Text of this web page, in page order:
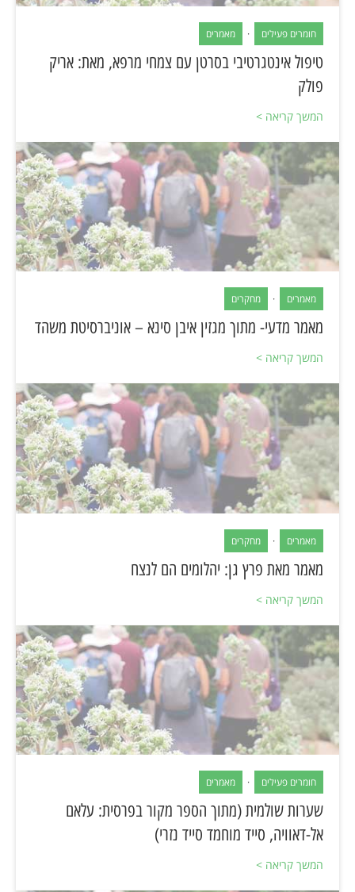
חומרים פעילים · מאמרים
טיפול אינטגרטיבי בסרטן עם צמחי מרפא, מאת: אריק
פולק
המשך קריאה >
מאמרים · מחקרים
מאמר מדעי- מתוך מגזין איבן סינא – אוניברסיטת משהד
המשך קריאה >
מאמרים · מחקרים
מאמר מאת פרץ גן: יהלומים הם לנצח
המשך קריאה >
חומרים פעילים · מאמרים
שערות שולמית (מתוך הספר מקור בפרסית: עלאם
אל-דאוויה, סייד מוחמד סייד נזרי)
המשך קריאה >